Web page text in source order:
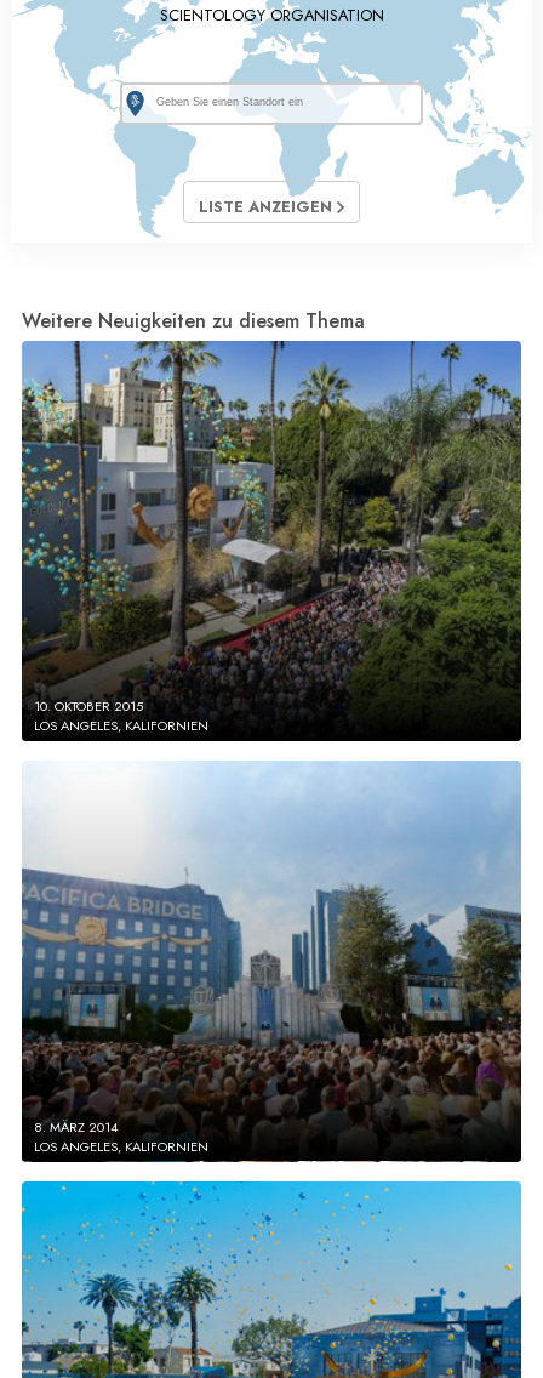
SCIENTOLOGY ORGANISATION
LISTE ANZEIGEN
Weitere Neuigkeiten zu diesem Thema
10. OKTOBER 2015
LOS ANGELES, KALIFORNIEN
8. MÄRZ 2014
LOS ANGELES, KALIFORNIEN